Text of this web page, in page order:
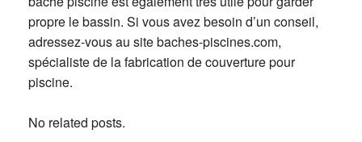
propre le bassin. Si vous avez besoin d’un conseil,
adressez-vous au site baches-piscines.com,
spécialiste de la fabrication de couverture pour
piscine.
No related posts.